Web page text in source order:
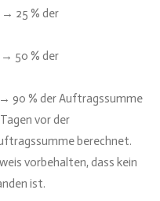
25 % der
50 % der
90 % der Auftragssumme
vor der
berechnet.
vorbehalten, dass kein
ist.